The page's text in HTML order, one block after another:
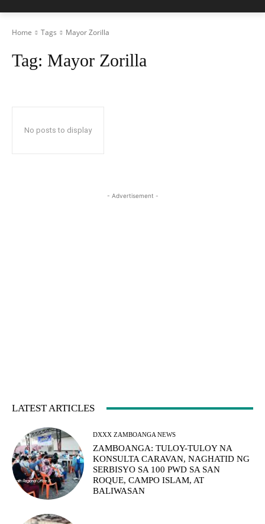
Home Tags Mayor Zorilla
Tag: Mayor Zorilla
No posts to display
- Advertisement -
LATEST ARTICLES
DXXX ZAMBOANGA NEWS
ZAMBOANGA: TULOY-TULOY NA
KONSULTA CARAVAN, NAGHATID NG
SERBISYO SA 100 PWD SA SAN
ROQUE, CAMPO ISLAM, AT
BALIWASAN